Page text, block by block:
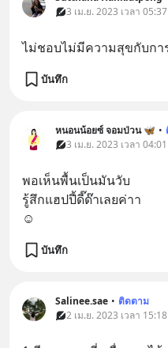
3 เม.ย. 2023 เวลา
ไม่ชอบไม่มีความสุขกับกา
บันทึก
หนอนน้อยซ์ จอมป่วน 🦋 •
3 เม.ย. 2023 เวลา
พอเห็นพื้นเป็นมันวับ
รู้สึกแฮปปี้ดี๊ด๊าเลยค่าา
☺️
บันทึก
Salinee.sae • ติดตาม
2 เม.ย. 2023 เวลา